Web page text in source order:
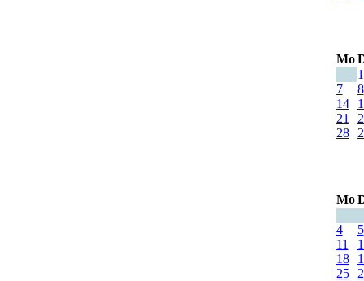
Mo
1
7
8
14
21
28
Mo
4
5
11
18
25